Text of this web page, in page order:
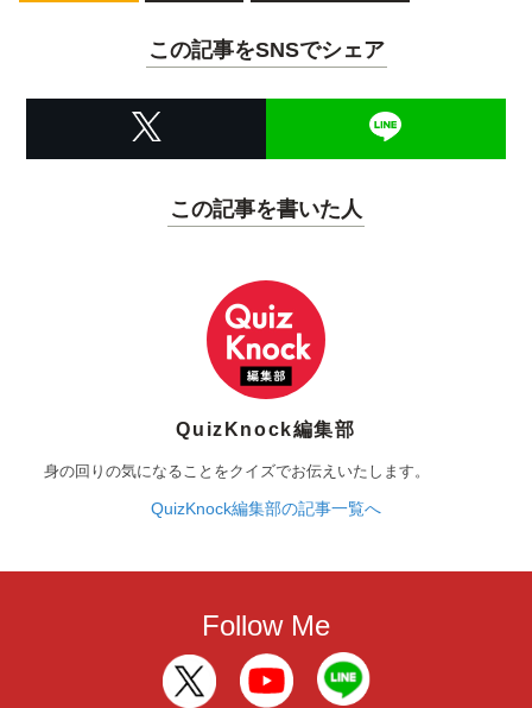
この記事をSNSでシェア
この記事を書いた人
QuizKnock編集部
身の回りの気になることをクイズでお伝えいたします。
QuizKnock編集部の記事一覧へ
Follow Me